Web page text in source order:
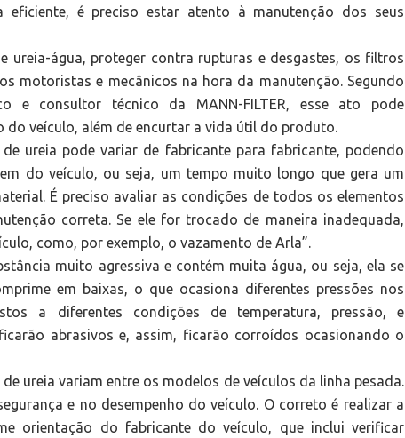
eficiente, é preciso estar atento à manutenção dos seus
ureia-água, proteger contra rupturas e desgastes, os filtros
motoristas e mecânicos na hora da manutenção. Segundo
e consultor técnico da MANN-FILTER, esse ato pode
do veículo, além de encurtar a vida útil do produto.
ureia pode variar de fabricante para fabricante, podendo
do veículo, ou seja, um tempo muito longo que gera um
É preciso avaliar as condições de todos os elementos
correta. Se ele for trocado de maneira inadequada,
como, por exemplo, o vazamento de Arla”.
muito agressiva e contém muita água, ou seja, ela se
em baixas, o que ocasiona diferentes pressões nos
a diferentes condições de temperatura, pressão, e
abrasivos e, assim, ficarão corroídos ocasionando o
ureia variam entre os modelos de veículos da linha pesada.
e no desempenho do veículo. O correto é realizar a
orientação do fabricante do veículo, que inclui verificar